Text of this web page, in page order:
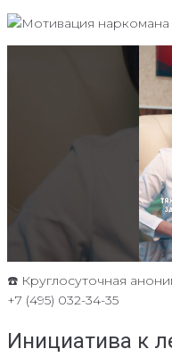
☎️ Круглосуточная
+7 (495) 032-34-35
Инициатива к